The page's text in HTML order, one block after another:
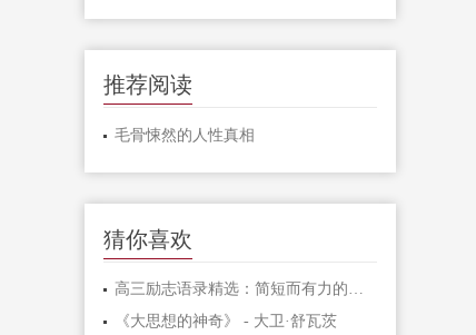
推荐阅读
毛骨悚然的人性真相
猜你喜欢
高三励志语录精选：简短而有力的激励句子
《大思想的神奇》 - 大卫·舒瓦茨